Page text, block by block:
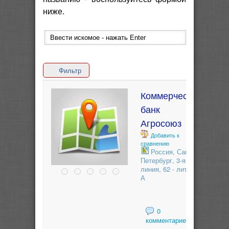
ниже.
Фильтр
Коммерческий
банк
Агросоюз
Добавить к
сравнению
Россия, Санкт-
Петербург, 3-я
линия, 62 - литера
А
0
комментариев